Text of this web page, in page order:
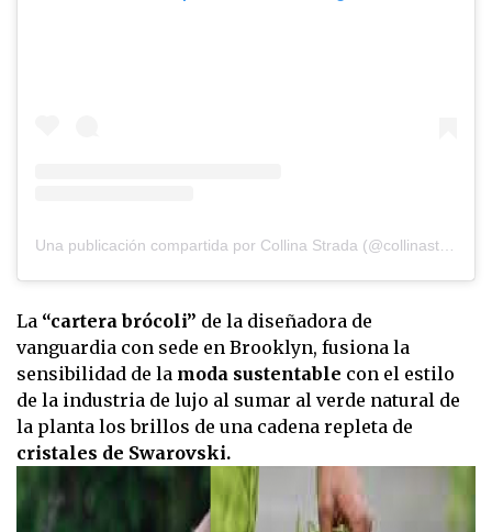
Una publicación compartida por Collina Strada (@collinastrada)
La “cartera brócoli” de la diseñadora de
vanguardia con sede en Brooklyn, fusiona la
sensibilidad de la moda sustentable con el estilo
de la industria de lujo al sumar al verde natural de
la planta los brillos de una cadena repleta de
cristales de Swarovski.